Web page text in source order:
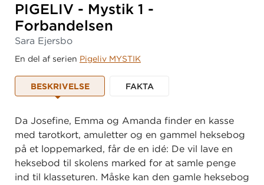
PIGELIV - Mystik 1 -
Forbandelsen
Sara Ejersbo
En del af serien Pigeliv MYSTIK
BESKRIVELSE FAKTA
Da Josefine, Emma og Amanda finder en kasse
med tarotkort, amuletter og en gammel heksebog
på et loppemarked, får de en idé: De vil lave en
heksebod til skolens marked for at samle penge
ind til klasseturen. Måske kan den gamle heksebog